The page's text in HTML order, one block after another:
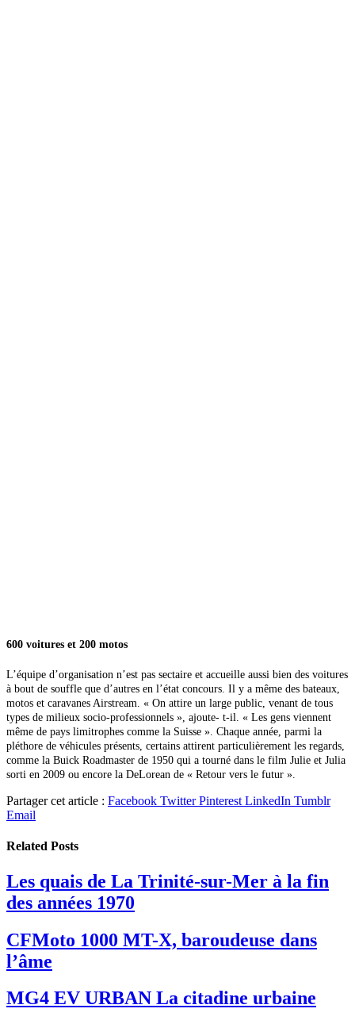
600 voitures et 200 motos
L’équipe d’organisation n’est pas sectaire et accueille aussi bien des voitures
à bout de souffle que d’autres en l’état concours. Il y a même des bateaux,
motos et caravanes Airstream. « On attire un large public, venant de tous
types de milieux socio-professionnels », ajoute- t-il. « Les gens viennent
même de pays limitrophes comme la Suisse ». Chaque année, parmi la
pléthore de véhicules présents, certains attirent particulièrement les regards,
comme la Buick Roadmaster de 1950 qui a tourné dans le film Julie et Julia
sorti en 2009 ou encore la DeLorean de « Retour vers le futur ».
Partager cet article : Facebook Twitter Pinterest LinkedIn Tumblr
Email
Related Posts
Les quais de La Trinité-sur-Mer à la fin
des années 1970
CFMoto 1000 MT-X, baroudeuse dans
l’âme
MG4 EV URBAN La citadine urbaine